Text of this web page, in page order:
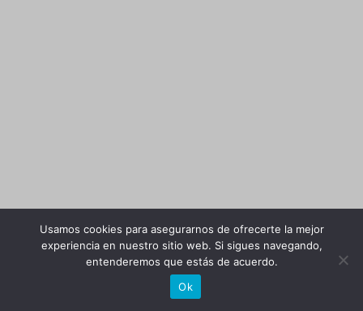
Usamos cookies para asegurarnos de ofrecerte la mejor
experiencia en nuestro sitio web. Si sigues navegando,
entenderemos que estás de acuerdo.
Ok